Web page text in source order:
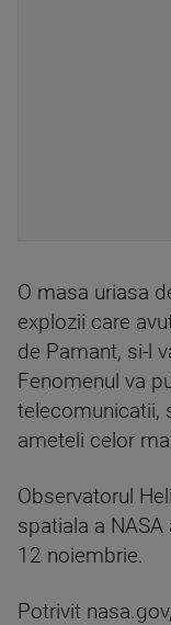
O masa uriasa
explozii care
de Pamant, si-l
Fenomenul va
telecomunicatii,
ameteli celor
Observatorul
spatiala a
12 noiembrie.
Potrivit